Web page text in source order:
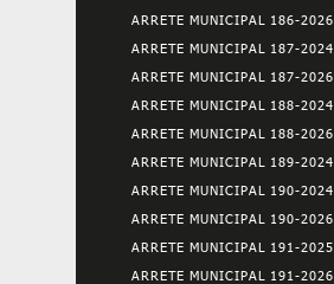
ARRETE MUNICIPAL 186-2026
ARRETE MUNICIPAL 187-2024
ARRETE MUNICIPAL 187-2026
ARRETE MUNICIPAL 188-2024
ARRETE MUNICIPAL 188-2026
ARRETE MUNICIPAL 189-2024
ARRETE MUNICIPAL 190-2024
ARRETE MUNICIPAL 190-2026
ARRETE MUNICIPAL 191-2025
ARRETE MUNICIPAL 191-2026